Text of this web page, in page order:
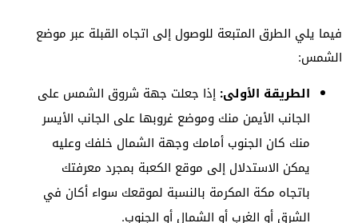
فيما يلي الطرق المتبعة للوصول إلى اتجاه القبلة عبر موضع
الشمس:
الطريقة الأولى: إذا جعلت جهة شروق الشمس على
الجانب الأيمن منك وموضع غروبها على الجانب الأيسر
منك كان الجنوب أمامك وجهة الشمال خلفك وعليه
يمكن الاستدلال إلى موقع الكعبة بمجرد معرفتك
باتجاه مكة المكرمة بالنسبة لموقعك سواء أكان في
الشرق أو الغرب أو الشمال أو الجنوب.